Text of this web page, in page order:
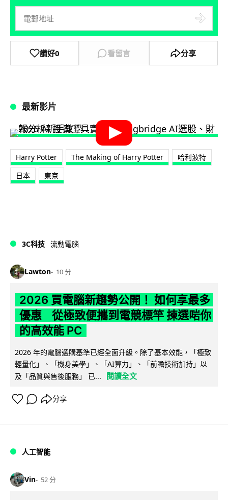
讚好0 看留言 分享
最新影片
Harry Potter The Making of Harry Potter
哈利波特
日本
東京
3C科技 流動電腦
Lawton 10 分
2026 買電腦新趨勢公開！ 如何享最多
優惠 從極致便攜到電競標竿 揀選啱你
的高效能 PC
2026 年的電腦選購基準已經全面升級。除了基本效能，「極致
輕量化」、「機身美學」、「AI算力」、「前瞻技術加持」以
及「品質與售後服務」 已...
閱讀全文
分享
人工智能
Vin 52 分